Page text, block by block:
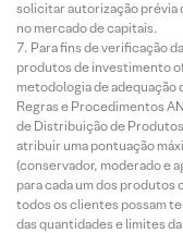
solicitar autorização prévia
no mercado de capitais.
Para fins de verificação
produtos de investimento
metodologia de
Regras e Procedimentos
de Distribuição de
atribuir uma pontuação
(conservador, moderado e
para cada um dos
todos os clientes possam
das quantidades e limites